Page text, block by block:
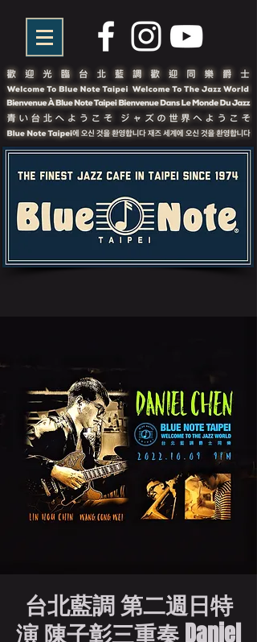
台北藍調 第二週日特
演 陳子彰三重奏 Daniel